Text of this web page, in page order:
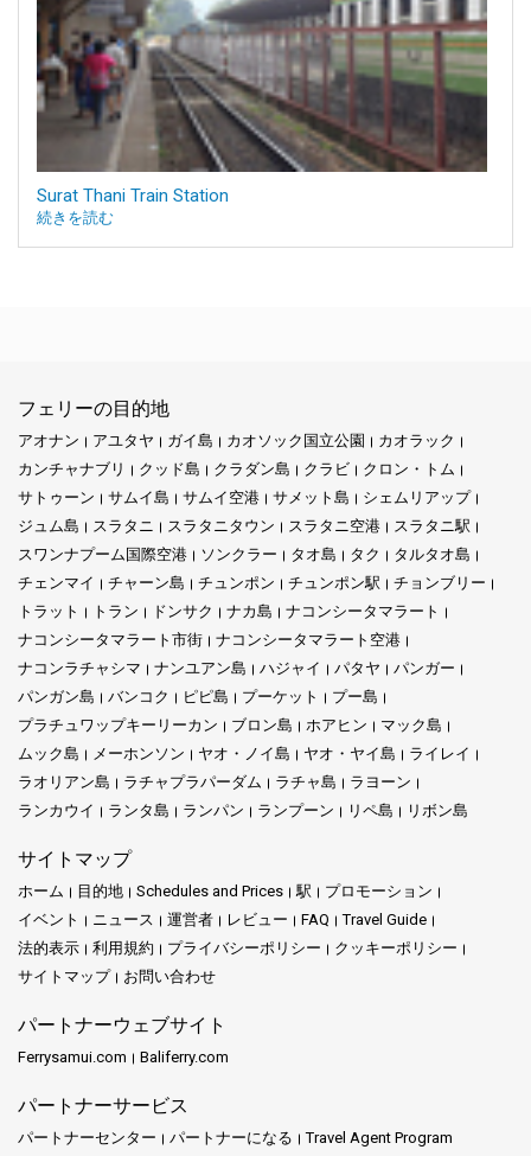
Surat Thani Train Station
続きを読む
フェリーの目的地
アオナン アユタヤ ガイ島 カオソック国立公園
カオラック
カンチャナブリ
クッド島 クラダン島 クラビ
クロン・トム
サトゥーン
サムイ島 サムイ空港 サメット島
シェムリアップ
ジュム島
スラタニ スラタニタウン スラタニ空港
スラタニ駅
スワンナプーム国際空港
ソンクラー タオ島 タク
タルタオ島
チェンマイ
チャーン島 チュンポン チュンポン駅
チョンブリー
トラット
トラン ドンサク ナカ島
ナコンシータマラート
ナコンシータマラート市街
ナコンシータマラート空港
ナコンラチャシマ
ナンユアン島 ハジャイ パタヤ
パンガー
パンガン島
バンコク ピピ島 プーケット
プー島
プラチュワップキーリーカン
ブロン島 ホアヒン
マック島
ムック島
メーホンソン ヤオ・ノイ島 ヤオ・ヤイ島
ライレイ
ラオリアン島
ラチャプラパーダム ラチャ島
ラヨーン
ランカウイ
ランタ島 ランパン ランプーン リペ島 リボン島
サイトマップ
ホーム 目的地 Schedules and Prices 駅
プロモーション
イベント
ニュース 運営者 レビュー FAQ
Travel Guide
法的表示
利用規約 プライバシーポリシー
クッキーポリシー
サイトマップ
お問い合わせ
パートナーウェブサイト
Ferrysamui.com Baliferry.com
パートナーサービス
パートナーセンター パートナーになる Travel Agent Program